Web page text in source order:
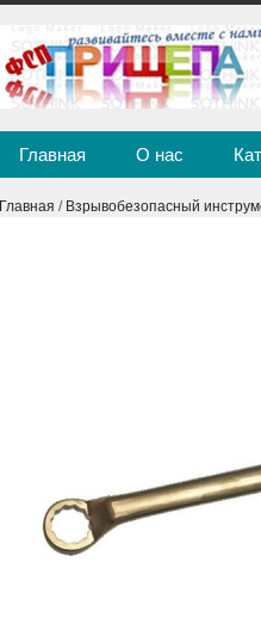
Главная О нас
Главная / Взрывобезопасный